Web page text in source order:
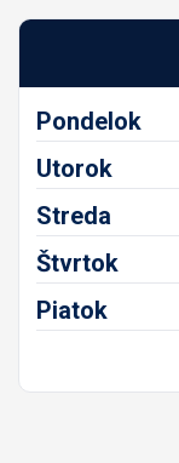
Pondelok
Utorok
Streda
Štvrtok
Piatok